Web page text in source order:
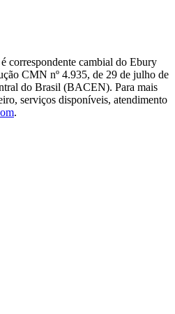
correspondente cambial do Ebury
CMN nº 4.935, de 29 de julho de
do Brasil (BACEN). Para mais
serviços disponíveis, atendimento
.